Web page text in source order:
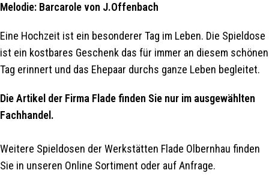
Melodie: Barcarole von J.Offenbach
Eine Hochzeit ist ein besonderer Tag im Leben. Die Spieldose
ist ein kostbares Geschenk das für immer an diesem schönen
Tag erinnert und das Ehepaar durchs ganze Leben begleitet.
Die Artikel der Firma Flade finden Sie nur im ausgewählten
Fachhandel.
Weitere Spieldosen der Werkstätten Flade Olbernhau finden
Sie in unseren Online Sortiment oder auf Anfrage.